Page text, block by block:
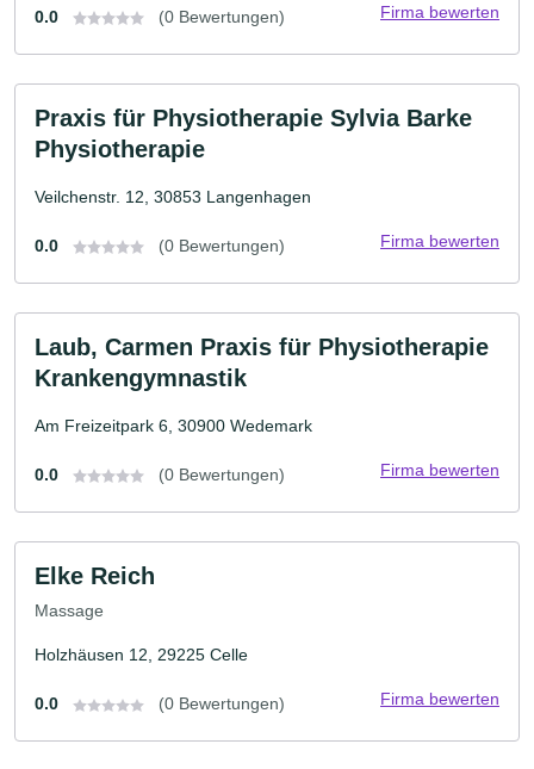
0.0 (0 Bewertungen) Firma bewerten
Praxis für Physiotherapie Sylvia Barke
Physiotherapie
Veilchenstr. 12, 30853 Langenhagen
0.0 (0 Bewertungen) Firma bewerten
Laub, Carmen Praxis für Physiotherapie
Krankengymnastik
Am Freizeitpark 6, 30900 Wedemark
0.0 (0 Bewertungen) Firma bewerten
Elke Reich
Massage
Holzhäusen 12, 29225 Celle
0.0 (0 Bewertungen) Firma bewerten